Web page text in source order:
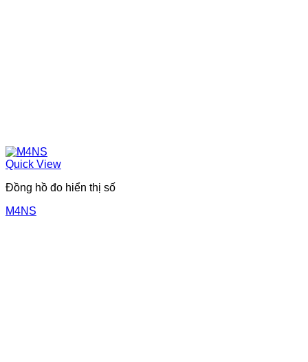
Quick View
Đồng hồ đo hiển thị số
M4NS